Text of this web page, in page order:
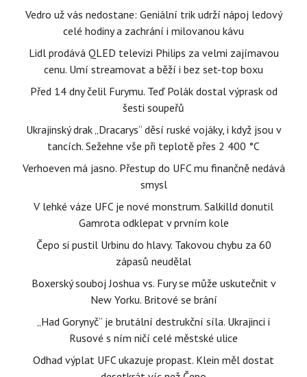
Vedro už vás nedostane: Geniální trik udrží nápoj ledový
celé hodiny a zachrání i milovanou kávu
Lidl prodává QLED televizi Philips za velmi zajímavou
cenu. Umí streamovat a běží i bez set-top boxu
Před 14 dny čelil Furymu. Teď Polák dostal výprask od
šesti soupeřů
Ukrajinský drak „Dracarys“ děsí ruské vojáky, i když jsou v
tancích. Sežehne vše při teplotě přes 2 400 °C
Verhoeven má jasno. Přestup do UFC mu finančně nedává
smysl
V lehké váze UFC je nové monstrum. Salkilld donutil
Gamrota odklepat v prvním kole
Čepo si pustil Urbinu do hlavy. Takovou chybu za 60
zápasů neudělal
Boxerský souboj Joshua vs. Fury se může uskutečnit v
New Yorku. Britové se brání
„Had Gorynyč“ je brutální destrukční síla. Ukrajinci i
Rusové s ním ničí celé městské ulice
Odhad výplat UFC ukazuje propast. Klein měl dostat